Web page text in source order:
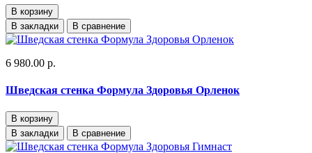
В корзину
В закладки
В сравнение
6 980.00 р.
Шведская стенка Формула Здоровья Орленок
В корзину
В закладки
В сравнение